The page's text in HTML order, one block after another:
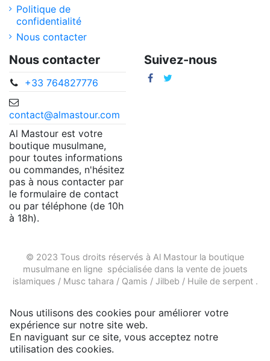
Politique de
confidentialité
Nous contacter
Nous contacter
+33 764827776
contact@almastour.com
Al Mastour est votre
boutique musulmane,
pour toutes informations
ou commandes, n'hésitez
pas à nous contacter par
le formulaire de contact
ou par téléphone (de 10h
à 18h).
Suivez-nous
© 2023 Tous droits réservés à Al Mastour la boutique
musulmane en lignespécialisée dans la vente de jouets
islamiques / Musc tahara / Qamis / Jilbeb / Huile de serpent.
Nous utilisons des cookies pour améliorer votre
expérience sur notre site web.
En naviguant sur ce site, vous acceptez notre
utilisation des cookies.